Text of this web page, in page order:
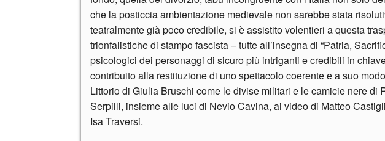
che la posticcia ambientazione medievale non sarebbe stata
teatralmente già poco credibile, si è assistito volentieri a questa
trionfalistiche di stampo fascista – tutte all’insegna di “Patria,
psicologici dei personaggi di sicuro più intriganti e credibili in
contribuito alla restituzione di uno spettacolo coerente e a suo
Littorio di Giulia Bruschi come le divise militari e le camicie nere di
Serpilli, insieme alle luci di Nevio Cavina, ai video di Matteo
Isa Traversi.